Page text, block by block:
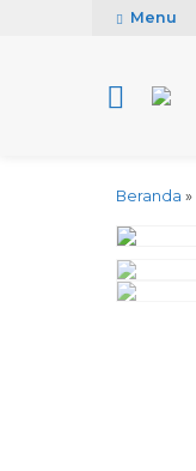
Menu
Beranda »